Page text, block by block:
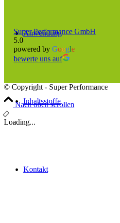
Anwendung
Inhaltsstoffe
Kontakt
Super Performance GmbH
5.0
powered by Google
bewerte uns auf
© Copyright - Super Performance
Nach oben scrollen
Loading...